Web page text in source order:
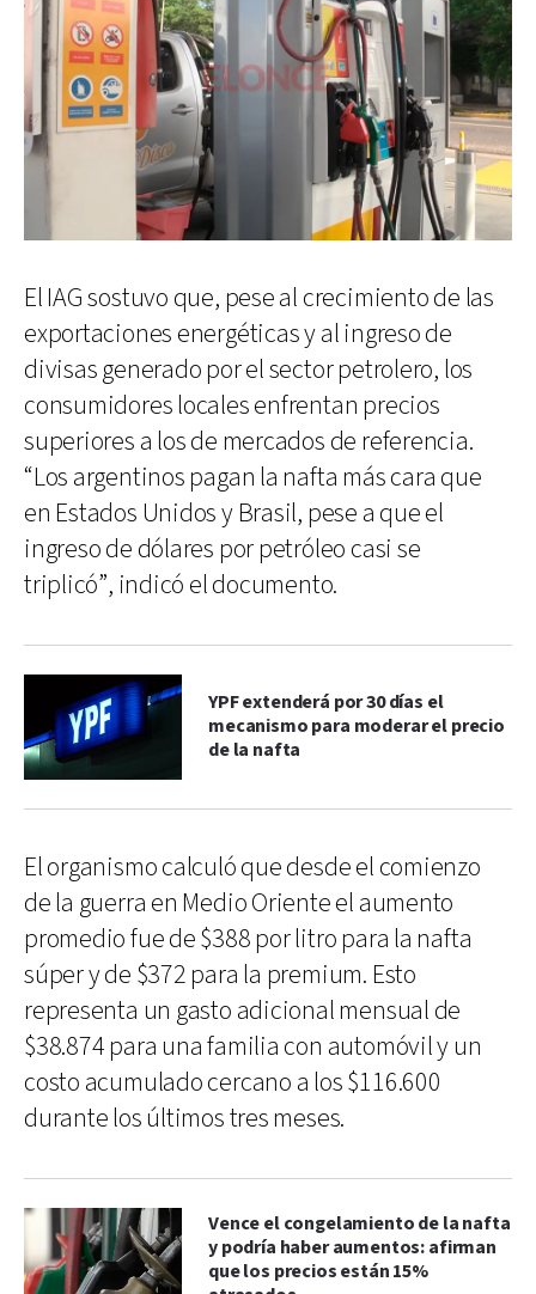
El IAG sostuvo que, pese al crecimiento de las
exportaciones energéticas y al ingreso de
divisas generado por el sector petrolero, los
consumidores locales enfrentan precios
superiores a los de mercados de referencia.
“Los argentinos pagan la nafta más cara que
en Estados Unidos y Brasil, pese a que el
ingreso de dólares por petróleo casi se
triplicó”, indicó el documento.
YPF extenderá por 30 días el
mecanismo para moderar el precio
de la nafta
El organismo calculó que desde el comienzo
de la guerra en Medio Oriente el aumento
promedio fue de $388 por litro para la nafta
súper y de $372 para la premium. Esto
representa un gasto adicional mensual de
$38.874 para una familia con automóvil y un
costo acumulado cercano a los $116.600
durante los últimos tres meses.
Vence el congelamiento de la nafta
y podría haber aumentos: afirman
que los precios están 15%